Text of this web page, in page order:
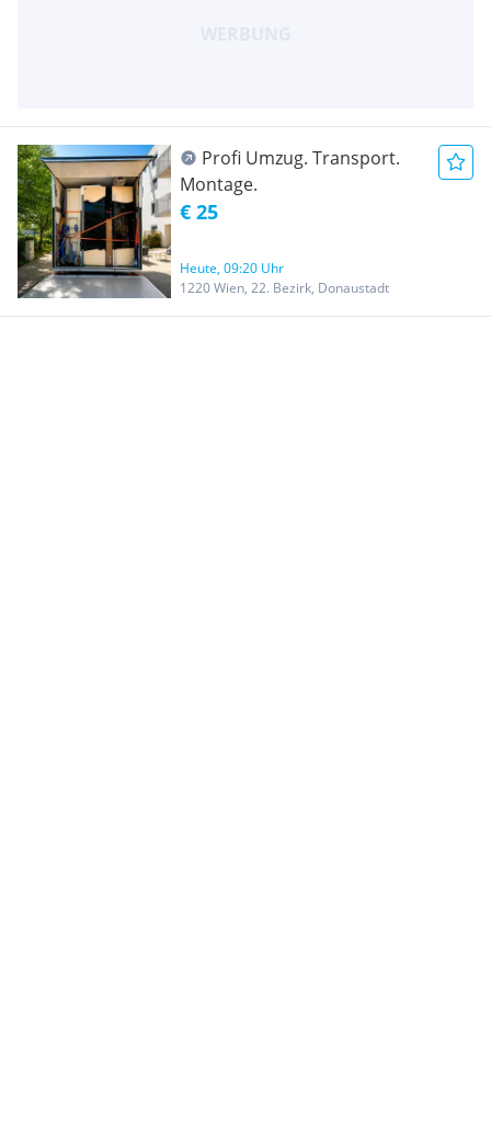
Profi Umzug. Transport.
Montage.
€ 25
Heute, 09:20 Uhr
1220 Wien, 22. Bezirk, Donaustadt